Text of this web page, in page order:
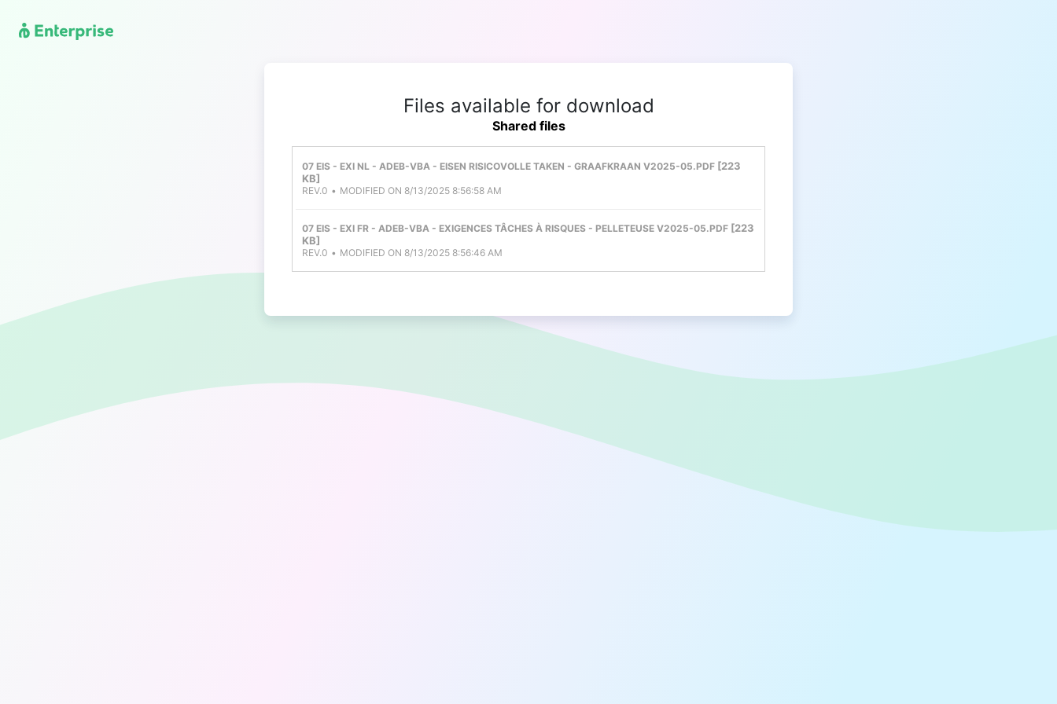
Files available for download
Shared files
07 EIS - EXI NL - ADEB-VBA - EISEN RISICOVOLLE TAKEN - GRAAFKRAAN V2025-05.PDF 223
KB
REV.0 MODIFIED ON 8/13/2025 8:56:58 AM
07 EIS - EXI FR - ADEB-VBA - EXIGENCES TÂCHES À RISQUES - PELLETEUSE V2025-05.PDF 223
KB
REV.0 MODIFIED ON 8/13/2025 8:56:46 AM